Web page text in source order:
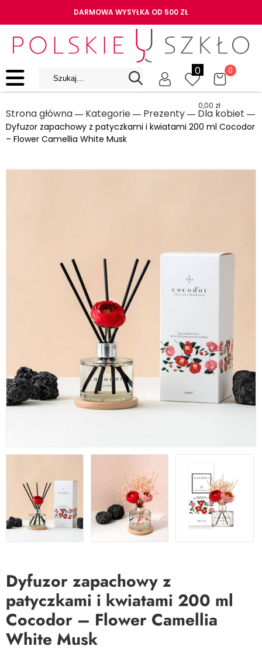
DARMOWA WYSYŁKA OD 500 ZŁ
0 0
0,00 zł
Strona główna ― Kategorie ― Prezenty ― Dla kobiet ―
Dyfuzor zapachowy z patyczkami i kwiatami 200 ml Cocodor
– Flower Camellia White Musk
Dyfuzor zapachowy z
patyczkami i kwiatami 200 ml
Cocodor – Flower Camellia
White Musk